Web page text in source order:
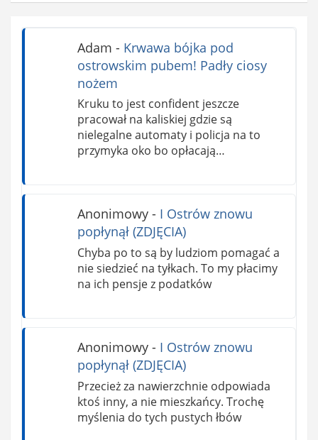
Adam - Krwawa bójka pod
ostrowskim pubem! Padły ciosy
nożem
Kruku to jest confident jeszcze
pracował na kaliskiej gdzie są
nielegalne automaty i policja na to
przymyka oko bo opłacają…
Anonimowy- I Ostrów znowu
popłynął (ZDJĘCIA)
Chyba po to są by ludziom pomagać a
nie siedzieć na tyłkach. To my płacimy
na ich pensje z podatków
Anonimowy- I Ostrów znowu
popłynął (ZDJĘCIA)
Przecież za nawierzchnie odpowiada
ktoś inny, a nie mieszkańcy. Trochę
myślenia do tych pustych łbów